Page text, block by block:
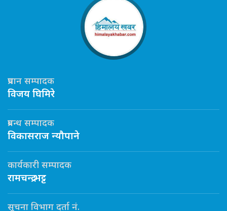
प्रधान सम्पादक
विजय घिमिरे
प्रबन्ध सम्पादक
विकासराज न्यौपाने
कार्यकारी सम्पादक
रामचन्द्र भट्ट
सूचना विभाग दर्ता नं.